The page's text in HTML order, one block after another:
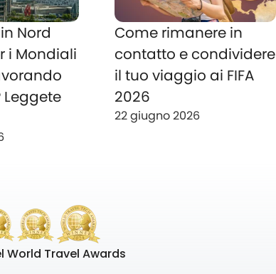
Nord
i Mondiali
Come rimanere in
contatto e condividere
il tuo viaggio ai FIFA
2026
22 giugno 2026
World Travel Awards